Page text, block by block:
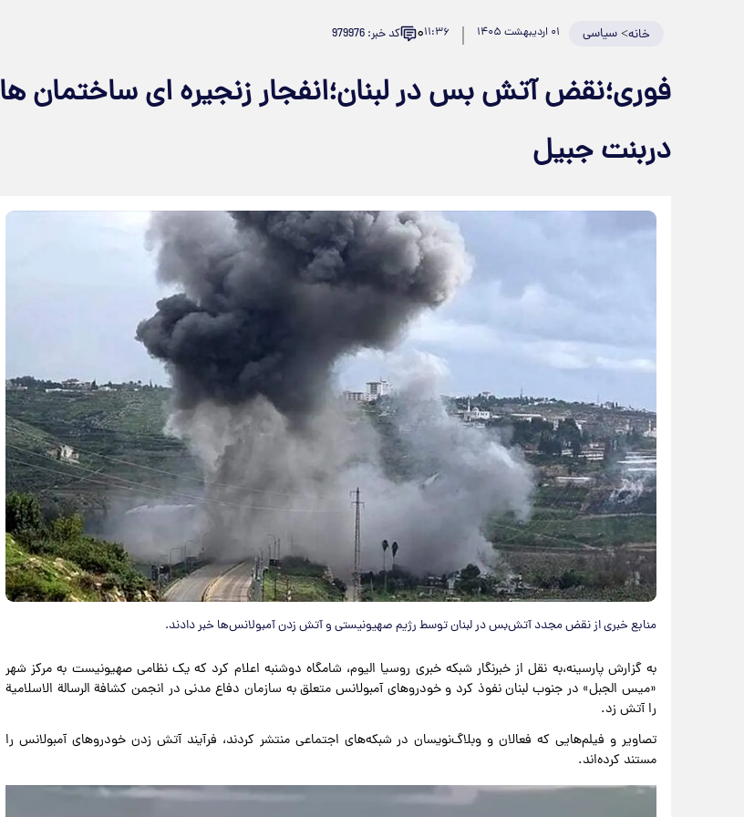
خانه>سیاسی ۰۱ اردیبهشت ۱۴۰۵ ۱۱:۳۶۰ کد خبر: 979976
فوری؛نقض آتش بس در لبنان؛انفجار زنجیره ای ساختمان ها
دربنت جبیل
منابع خبری از نقض مجدد آتش‌بس در لبنان توسط رژیم صهیونیستی و آتش زدن آمبولانس‌ها خبر دادند.
به گزارش پارسینه،به نقل از خبرنگار شبکه خبری روسیا الیوم، شامگاه دوشنبه اعلام کرد که یک نظامی صهیونیست به مرکز شهر
«میس الجبل» در جنوب لبنان نفوذ کرد و خودروهای آمبولانس متعلق به سازمان دفاع مدنی در انجمن کشافة الرسالة الاسلامیة
را آتش زد.
تصاویر و فیلم‌هایی که فعالان و وبلاگ‌نویسان در شبکه‌های اجتماعی منتشر کردند، فرآیند آتش زدن خودروهای آمبولانس را
مستند کرده‌اند.